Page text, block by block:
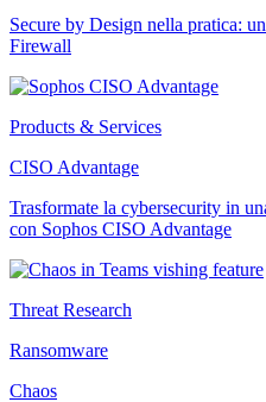
Secure by Design nella pratica:
Firewall
Products & Services
CISO Advantage
Trasformate la cybersecurity in
con Sophos CISO Advantage
Threat Research
Ransomware
Chaos